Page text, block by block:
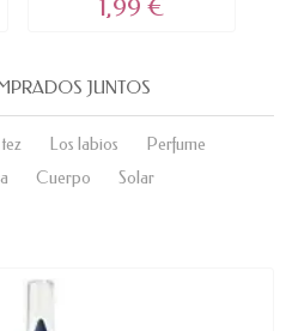
1,99 €
JUNTOS
tez Los labios
Perfume
Cuerpo
Solar